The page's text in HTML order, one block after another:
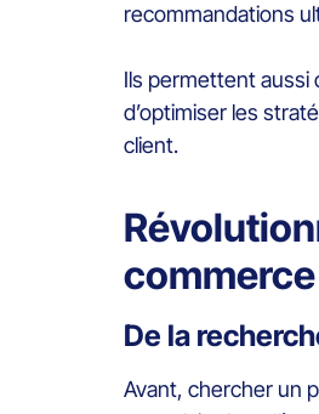
recommandations
Ils permettent aussi
d’optimiser les
client.
commerce
De la
Avant, chercher un